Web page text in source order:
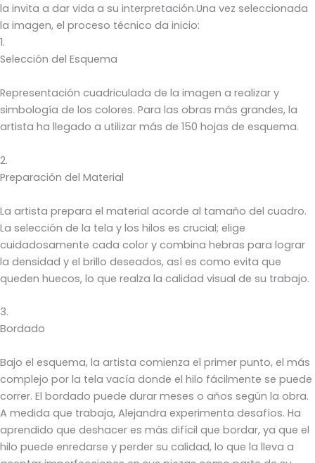
la invita a dar vida a su interpretación.Una vez seleccionada
la imagen, el proceso técnico da inicio:
1.
Selección del Esquema
Representación cuadriculada de la imagen a realizar y
simbología de los colores. Para las obras más grandes, la
artista ha llegado a utilizar más de 150 hojas de esquema.
2.
Preparación del Material
La artista prepara el material acorde al tamaño del cuadro.
La selección de la tela y los hilos es crucial; elige
cuidadosamente cada color y combina hebras para lograr
la densidad y el brillo deseados, así es como evita que
queden huecos, lo que realza la calidad visual de su trabajo.
3.
Bordado
Bajo el esquema, la artista comienza el primer punto, el más
complejo por la tela vacía donde el hilo fácilmente se puede
correr. El bordado puede durar meses o años según la obra.
A medida que trabaja, Alejandra experimenta desafíos. Ha
aprendido que deshacer es más difícil que bordar, ya que el
hilo puede enredarse y perder su calidad, lo que la lleva a